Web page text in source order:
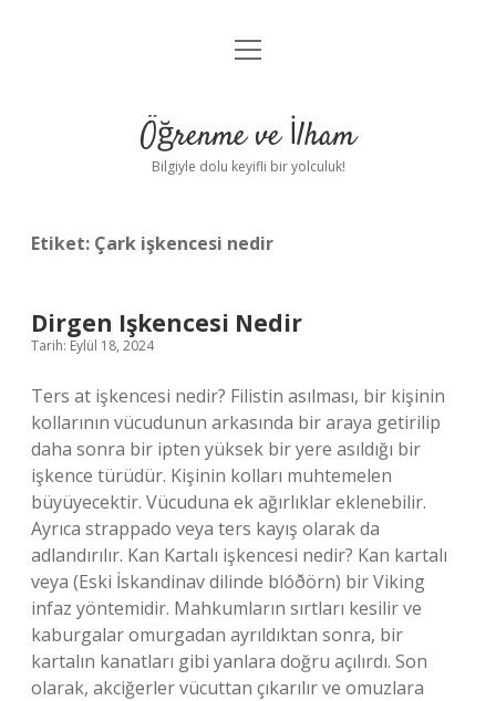
Anasayfa
Yasal Uyarı
menüyü
Öğrenme ve İlham
Bilgiyle dolu keyifli bir yolculuk!
Etiket: Çark işkencesi nedir
Dirgen Işkencesi Nedir
Tarih: Eylül 18, 2024
Ters at işkencesi nedir? Filistin asılması, bir kişinin
kollarının vücudunun arkasında bir araya getirilip
daha sonra bir ipten yüksek bir yere asıldığı bir
işkence türüdür. Kişinin kolları muhtemelen
büyüyecektir. Vücuduna ek ağırlıklar eklenebilir.
Ayrıca strappado veya ters kayış olarak da
adlandırılır. Kan Kartalı işkencesi nedir? Kan kartalı
veya (Eski İskandinav dilinde blóðörn) bir Viking
infaz yöntemidir. Mahkumların sırtları kesilir ve
kaburgalar omurgadan ayrıldıktan sonra, bir
kartalın kanatları gibi yanlara doğru açılırdı. Son
olarak, akciğerler vücuttan çıkarılır ve omuzlara